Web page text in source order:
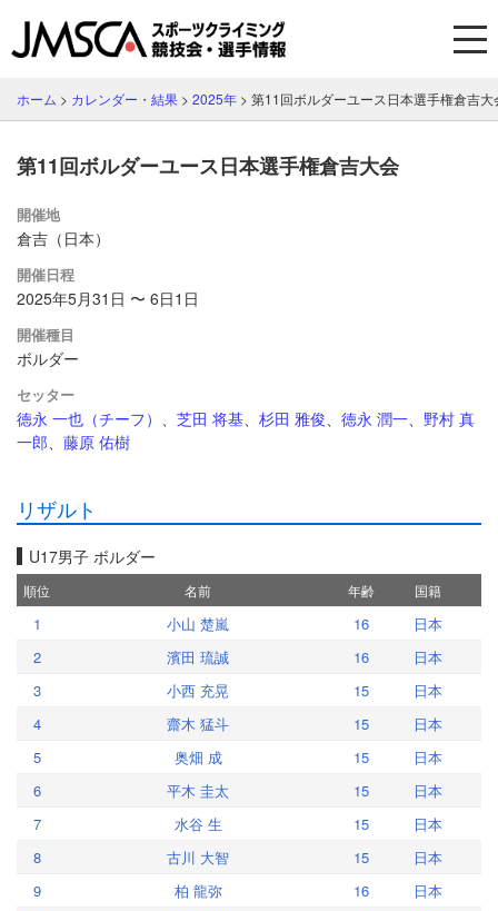
ホーム > カレンダー・結果 > 2025年 > 第11回ボルダーユース日本選手権倉吉大
第11回ボルダーユース日本選手権倉吉大会
開催地
倉吉（日本）
開催日程
2025年5月31日 〜 6日1日
開催種目
ボルダー
セッター
徳永 一也（チーフ） 、 芝田 将基、 杉田 雅俊、 徳永 潤一、 野村 真
一郎、 藤原 佑樹
リザルト
U17男子 ボルダー
順位 名前 年齢 国籍
1 小山 楚嵐 16
日本
2
濱田 琉誠 16
日本
3
小西 充晃 15
日本
4
齋木 猛斗 15
日本
5
奥畑 成 15
日本
6
平木 圭太 15
日本
7
水谷 生 15
日本
8
古川 大智 15
日本
9
柏 龍弥 16
日本